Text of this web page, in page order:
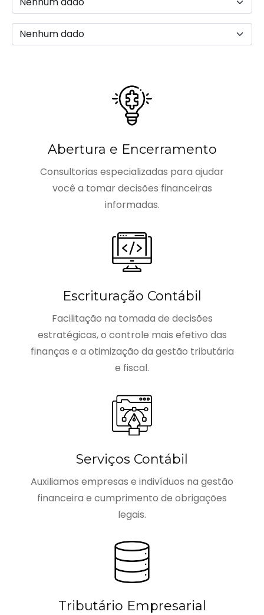
Abertura e Encerramento
Consultorias especializadas para ajudar
você a tomar decisões financeiras
informadas.
Escrituração Contábil
Facilitação na tomada de decisões
estratégicas, o controle mais efetivo das
finanças e a otimização da gestão tributária
e fiscal.
Serviços Contábil
Auxiliamos empresas e indivíduos na gestão
financeira e cumprimento de obrigações
legais.
Tributário Empresarial